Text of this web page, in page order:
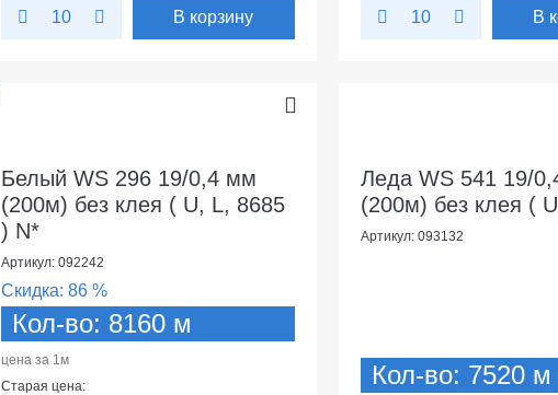
10 В корзину 10 В
Белый WS 296 19/0,4 мм
(200м) без клея ( U, L, 8685
) N*
Артикул: 092242
Скидка: 86 %
Кол-во: 8160 м
цена за 1м
Старая цена:
Леда WS 541 19/
(200м) без клея (
Артикул: 093132
Кол-во: 7520 м